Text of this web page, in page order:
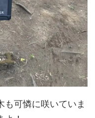
も可憐に咲いていま